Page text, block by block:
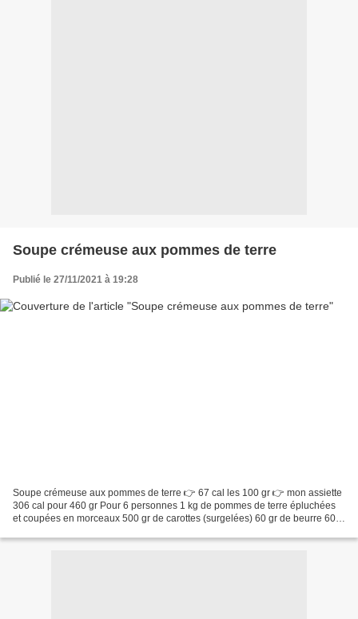
Soupe crémeuse aux pommes de terre
Publié le 27/11/2021 à 19:28
Soupe crémeuse aux pommes de terre 👉 67 cal les 100 gr 👉 mon assiette
306 cal pour 460 gr Pour 6 personnes 1 kg de pommes de terre épluchées
et coupées en morceaux 500 gr de carottes (surgelées) 60 gr de beurre 60